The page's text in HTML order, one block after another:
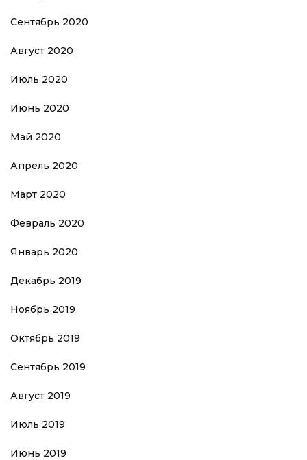
Сентябрь 2020
Август 2020
Июль 2020
Июнь 2020
Май 2020
Апрель 2020
Март 2020
Февраль 2020
Январь 2020
Декабрь 2019
Ноябрь 2019
Октябрь 2019
Сентябрь 2019
Август 2019
Июль 2019
Июнь 2019